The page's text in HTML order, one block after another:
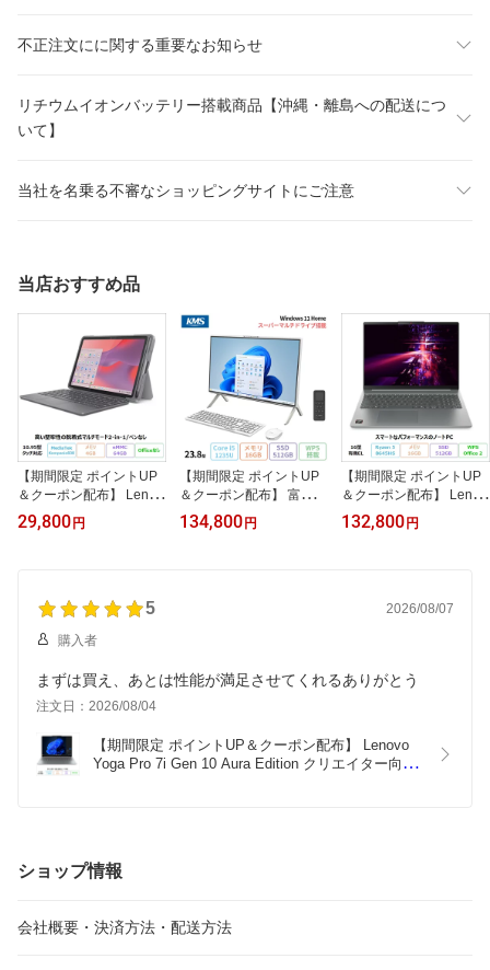
不正注文にに関する重要なお知らせ
リチウムイオンバッテリー搭載商品【沖縄・離島への配送につ
いて】
当社を名乗る不審なショッピングサイトにご注意
当店おすすめ品
【期間限定 ポイントUP
＆クーポン配布】 Lenov
o Chromebook Duet ED
U G2 2in1 ノートパソコ
64GB 10.95インチ タッ
29,800円
【期間限定 ポイントUP
＆クーポン配布】 富士通
FMV F55-K1 一体型 デス
クトップ パソコン FMVF
134,800円
【期間限定 ポイントUP
＆クーポン配布】 Lenov
o IdeaPad Slim 5 Gen 10
ノートパソコン 83HWC
16インチ 有機EL 新品未
132,800円
5 2026/08/07
購入者
まずは買え、あとは性能が満足させてくれるありがとう
注文日：2026/08/04
【期間限定 ポイントUP＆クーポン配布】 Lenovo
Yoga Pro 7i Gen 10 Aura Edition クリエイター向け
ショップ情報
会社概要・決済方法・配送方法